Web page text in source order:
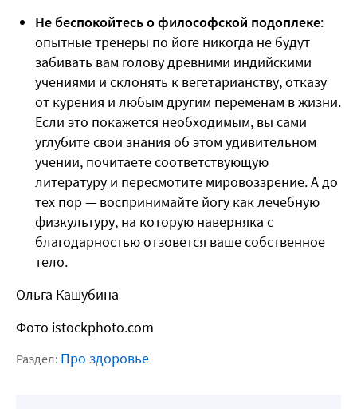
Не беспокойтесь о философской подоплеке:
опытные тренеры по йоге никогда не будут
забивать вам голову древними индийскими
учениями и склонять к вегетарианству, отказу
от курения и любым другим переменам в жизни.
Если это покажется необходимым, вы сами
углубите свои знания об этом удивительном
учении, почитаете соответствующую
литературу и пересмотите мировоззрение. А до
тех пор — воспринимайте йогу как лечебную
физкультуру, на которую наверняка с
благодарностью отзовется ваше собственное
тело.
Ольга Кашубина
Фото istockphoto.com
Раздел: Про здоровье